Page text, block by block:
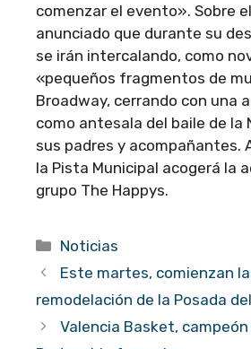
comenzar el evento». Sobre
anunciado que durante su
se irán intercalando, como
«pequeños fragmentos de
Broadway, cerrando con una
como antesala del baile de la
sus padres y acompañantes.
la Pista Municipal acogerá la
grupo The Happys.
Categorías
Noticias
Este martes, comienzan
remodelación de la Posada
Valencia Basket, campeón